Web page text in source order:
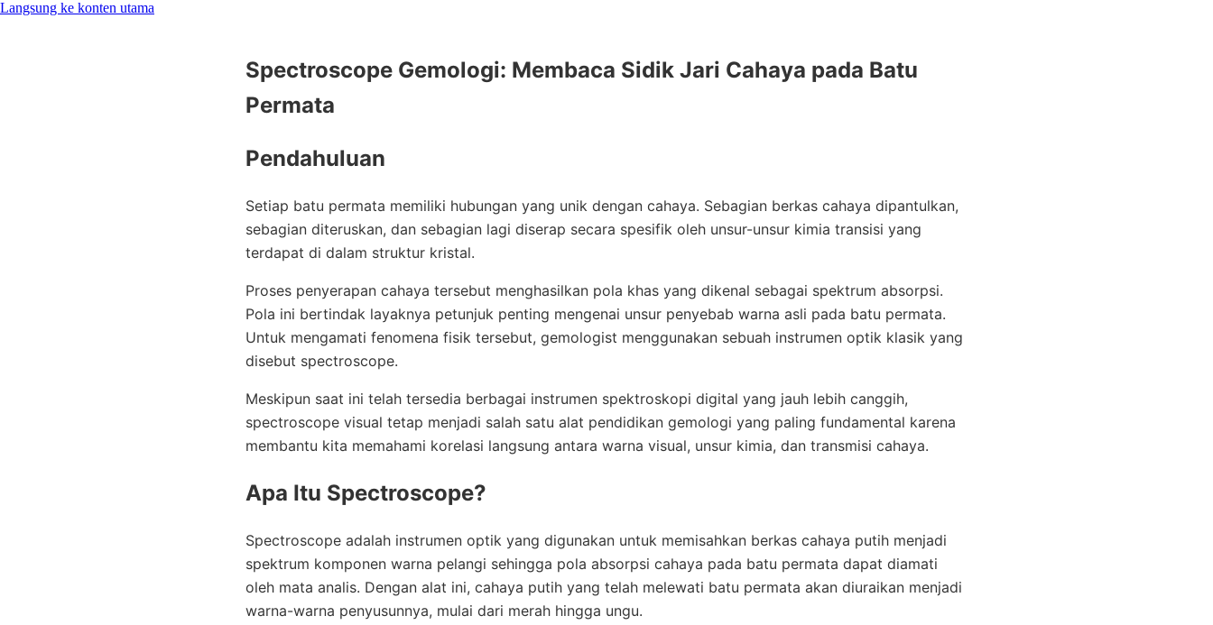
Langsung ke konten utama
Spectroscope Gemologi: Membaca Sidik Jari Cahaya pada Batu
Permata
Pendahuluan
Setiap batu permata memiliki hubungan yang unik dengan cahaya. Sebagian berkas cahaya dipantulkan,
sebagian diteruskan, dan sebagian lagi diserap secara spesifik oleh unsur-unsur kimia transisi yang
terdapat di dalam struktur kristal.
Proses penyerapan cahaya tersebut menghasilkan pola khas yang dikenal sebagai spektrum absorpsi.
Pola ini bertindak layaknya petunjuk penting mengenai unsur penyebab warna asli pada batu permata.
Untuk mengamati fenomena fisik tersebut, gemologist menggunakan sebuah instrumen optik klasik yang
disebut spectroscope.
Meskipun saat ini telah tersedia berbagai instrumen spektroskopi digital yang jauh lebih canggih,
spectroscope visual tetap menjadi salah satu alat pendidikan gemologi yang paling fundamental karena
membantu kita memahami korelasi langsung antara warna visual, unsur kimia, dan transmisi cahaya.
Apa Itu Spectroscope?
Spectroscope adalah instrumen optik yang digunakan untuk memisahkan berkas cahaya putih menjadi
spektrum komponen warna pelangi sehingga pola absorpsi cahaya pada batu permata dapat diamati
oleh mata analis. Dengan alat ini, cahaya putih yang telah melewati batu permata akan diuraikan menjadi
warna-warna penyusunnya, mulai dari merah hingga ungu.